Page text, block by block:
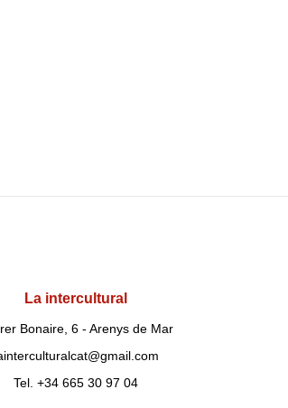
La intercultural
Bonaire, 6 - Arenys de Mar
Tel. +34 665 30 97 04